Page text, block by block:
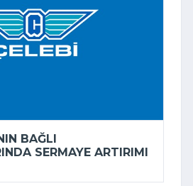
BAĞLI
SERMAYE ARTIRIMI